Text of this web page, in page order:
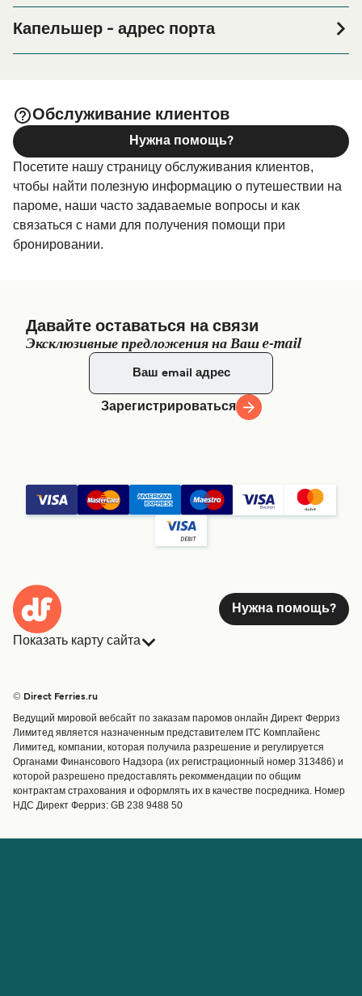
или его окрестностях перед или после вашей поездки,
или если вы ищете вариант проживания на весь
Капельшер - адрес порта
DFDS ferry Terminal - DFDS AB Kapellskärs hamn Västra
Kapellskär 8 SE-76015 Gräddö
Обслуживание клиентов
Посетите нашу страницу обслуживания клиентов,
чтобы найти полезную информацию о путешествии на
пароме, наши часто задаваемые вопросы и как
связаться с нами для получения помощи при
бронировании.
Нужна помощь?
Давайте оставаться на связи
Эксклюзивные предложения на Ваш e-mail
Зарегистрироваться
Нужна помощь?
Показать карту сайта
Страны
Обслуживание клиентов
Операторы
Маршруты и порты
Special Offers
Предлагает
Паромные билеты
Грузоперевозки
© Direct Ferries.ru
Ведущий мировой вебсайт по заказам паромов онлайн Директ Ферриз
Лимитед является назначенным представителем ITC Комплайенс
Лимитед, компании, которая получила разрешение и регулируется
Органами Финансового Надзора (их регистрационный номер 313486) и
которой разрешено предоставлять рекоммендации по общим
контрактам страхования и оформлять их в качестве посредника. Номер
НДС Директ Ферриз: GB 238 9488 50